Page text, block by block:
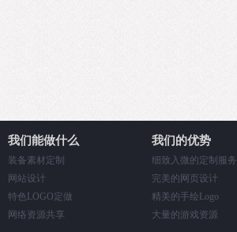
我们能做什么
装备素材定制
网站设计
特色LOGO定做
网络资源共享
我们的优势
细致入微的定制服务
完美的网页设计
精美的手绘Logo
大量的游戏资源